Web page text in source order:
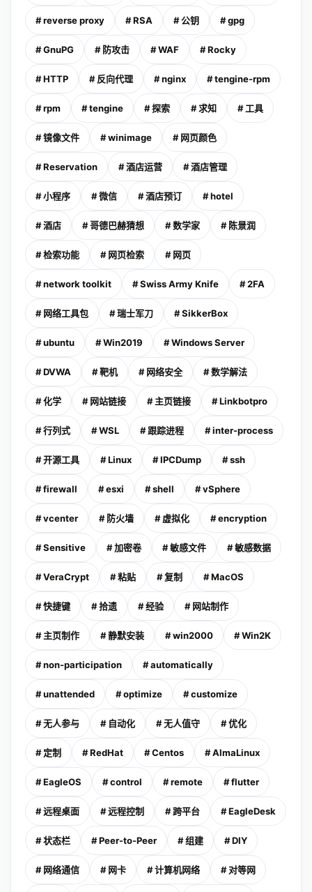
# reverse proxy # RSA # 公钥 # gpg
# GnuPG # 防攻击 # WAF # Rocky
# HTTP # 反向代理 # nginx # tengine-rpm
# rpm # tengine # 探索 # 求知 # 工具
# 镜像文件 # winimage # 网页颜色
# Reservation # 酒店运营 # 酒店管理
# 小程序 # 微信 # 酒店预订 # hotel
# 酒店 # 哥德巴赫猜想 # 数学家 # 陈景润
# 检索功能 # 网页检索 # 网页
# network toolkit # Swiss Army Knife # 2FA
# 网络工具包 # 瑞士军刀 # SikkerBox
# ubuntu # Win2019 # Windows Server
# DVWA # 靶机 # 网络安全 # 数学解法
# 化学 # 网站链接 # 主页链接 # Linkbotpro
# 行列式 # WSL # 跟踪进程 # inter-process
# 开源工具 # Linux # IPCDump # ssh
# firewall # esxi # shell # vSphere
# vcenter # 防火墙 # 虚拟化 # encryption
# Sensitive # 加密卷 # 敏感文件 # 敏感数据
# VeraCrypt # 粘贴 # 复制 # MacOS
# 快捷键 # 拾遗 # 经验 # 网站制作
# 主页制作 # 静默安装 # win2000 # Win2K
# non-participation # automatically
# unattended # optimize # customize
# 无人参与 # 自动化 # 无人值守 # 优化
# 定制 # RedHat # Centos # AlmaLinux
# EagleOS # control # remote # flutter
# 远程桌面 # 远程控制 # 跨平台 # EagleDesk
# 状态栏 # Peer-to-Peer # 组建 # DIY
# 网络通信 # 网卡 # 计算机网络 # 对等网